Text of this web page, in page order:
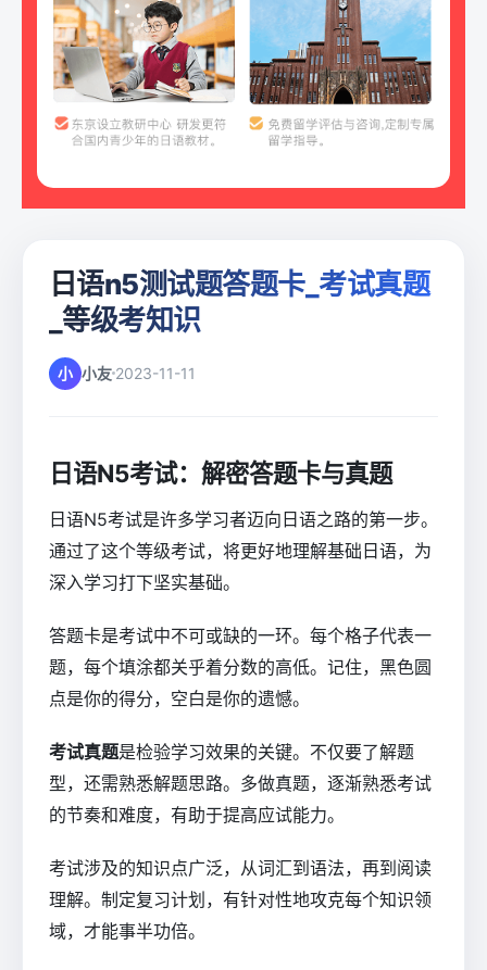
日语n5测试题答题卡_考试真题
_等级考知识
小 小友 2023-11-11
日语N5考试：解密答题卡与真题
日语N5考试是许多学习者迈向日语之路的第一步。
通过了这个等级考试，将更好地理解基础日语，为
深入学习打下坚实基础。
答题卡是考试中不可或缺的一环。每个格子代表一
题，每个填涂都关乎着分数的高低。记住，黑色圆
点是你的得分，空白是你的遗憾。
考试真题是检验学习效果的关键。不仅要了解题
型，还需熟悉解题思路。多做真题，逐渐熟悉考试
的节奏和难度，有助于提高应试能力。
考试涉及的知识点广泛，从词汇到语法，再到阅读
理解。制定复习计划，有针对性地攻克每个知识领
域，才能事半功倍。